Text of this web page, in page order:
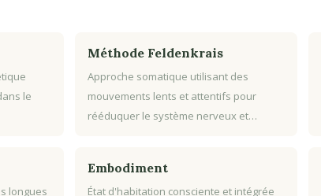
le
Méthode Feldenkrais
Approche somatique utilisant des
mouvements lents et attentifs pour
rééduquer le système nerveux et…
longues
Embodiment
État d'habitation consciente et intégrée